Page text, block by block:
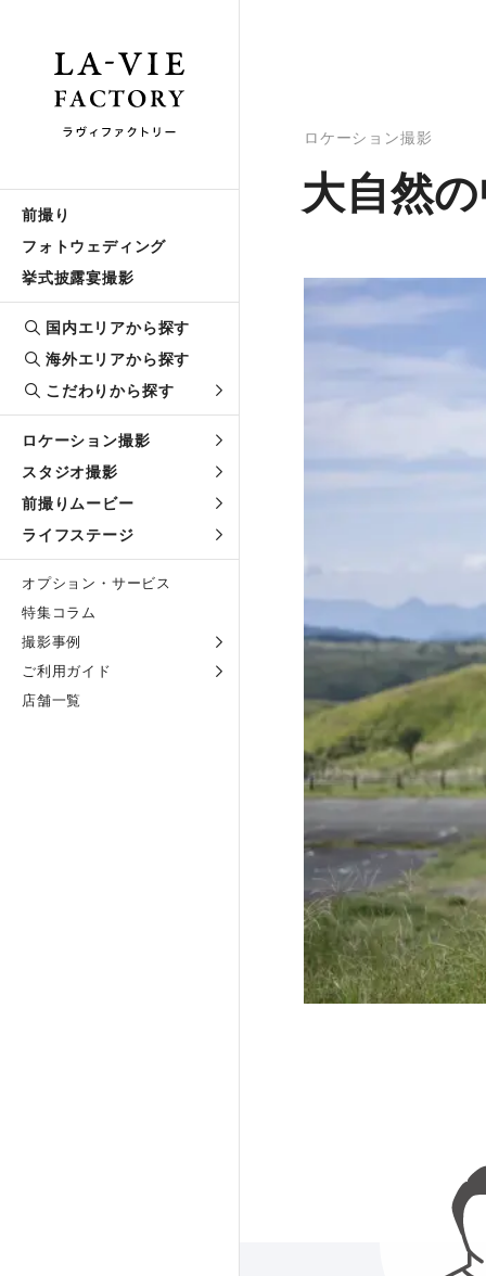
前撮り
フォトウェディング
挙式披露宴撮影
国内エリアから探す
海外エリアから探す
こだわりから探す
ロケーション撮影
スタジオ撮影
前撮りムービー
ライフステージ
オプション・サービス
特集コラム
撮影事例
ご利用ガイド
店舗一覧
ロケーション撮影
大自然